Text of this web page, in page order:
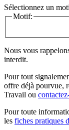
Sélectionnez un
Motif:
Nous vous
interdit.
Pour tout
offre déjà pourvue,
Travail ou
Pour toute
les fiches pratiques